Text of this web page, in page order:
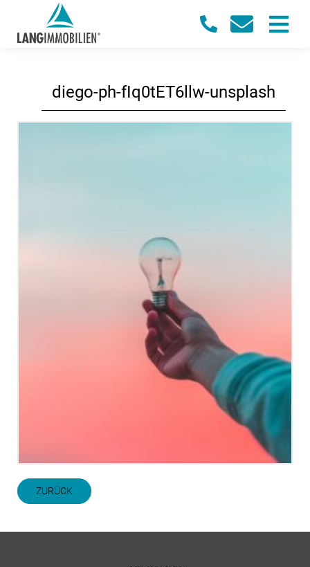
diego-ph-fIq0tET6llw-unsplash
ZURÜCK